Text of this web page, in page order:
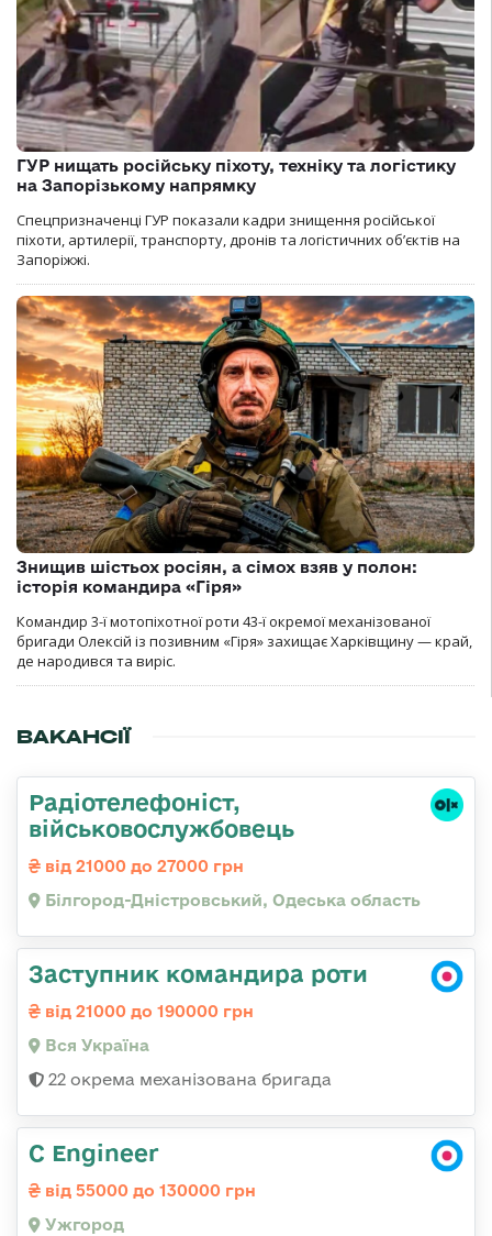
ГУР нищать російську піхоту, техніку та логістику
на Запорізькому напрямку
Спецпризначенці ГУР показали кадри знищення російської
піхоти, артилерії, транспорту, дронів та логістичних об’єктів на
Запоріжжі.
Знищив шістьох росіян, а сімох взяв у полон:
історія командира «Гіря»
Командир 3-ї мотопіхотної роти 43-ї окремої механізованої
бригади Олексій із позивним «Гіря» захищає Харківщину — край,
де народився та виріс.
ВАКАНСІЇ
Радіотелефоніст,
військовослужбовець
від 21000 до 27000 грн
Білгород-Дністровський, Одеська область
Заступник командира роти
від 21000 до 190000 грн
Вся Україна
22 окрема механізована бригада
C Engineer
від 55000 до 130000 грн
Ужгород